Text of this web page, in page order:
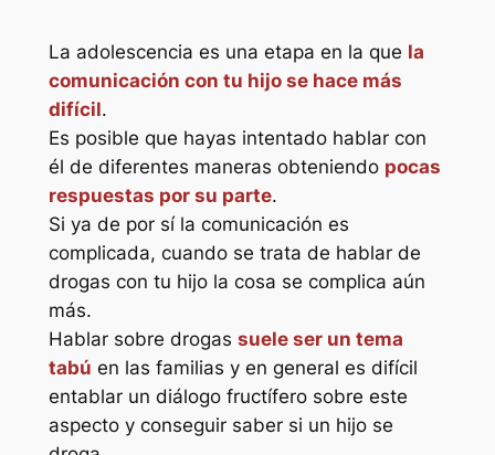
La adolescencia es una etapa en la que la
comunicación con tu hijo se hace más
difícil.
Es posible que hayas intentado hablar con
él de diferentes maneras obteniendo pocas
respuestas por su parte.
Si ya de por sí la comunicación es
complicada, cuando se trata de hablar de
drogas con tu hijo la cosa se complica aún
más.
Hablar sobre drogas suele ser un tema
tabú en las familias y en general es difícil
entablar un diálogo fructífero sobre este
aspecto y conseguir saber si un hijo se